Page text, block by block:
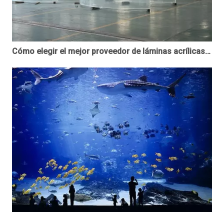
Cómo elegir el mejor proveedor de láminas acrílicas personalizadas en su área - leyu Acrylic